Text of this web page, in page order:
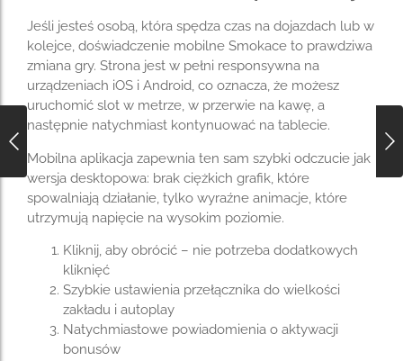
Jeśli jesteś osobą, która spędza czas na dojazdach lub w
kolejce, doświadczenie mobilne Smokace to prawdziwa
zmiana gry. Strona jest w pełni responsywna na
urządzeniach iOS i Android, co oznacza, że możesz
uruchomić slot w metrze, w przerwie na kawę, a
następnie natychmiast kontynuować na tablecie.
Mobilna aplikacja zapewnia ten sam szybki odczucie jak
wersja desktopowa: brak ciężkich grafik, które
spowalniają działanie, tylko wyraźne animacje, które
utrzymują napięcie na wysokim poziomie.
Kliknij, aby obrócić – nie potrzeba dodatkowych
kliknięć
Szybkie ustawienia przełącznika do wielkości
zakładu i autoplay
Natychmiastowe powiadomienia o aktywacji
bonusów